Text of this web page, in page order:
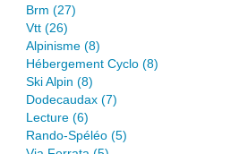
Brm (27)
Vtt (26)
Alpinisme (8)
Hébergement Cyclo (8)
Ski Alpin (8)
Dodecaudax (7)
Lecture (6)
Rando-Spéléo (5)